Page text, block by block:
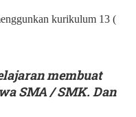
kurikulum 13 (
membuat
SMA / SMK. Dan